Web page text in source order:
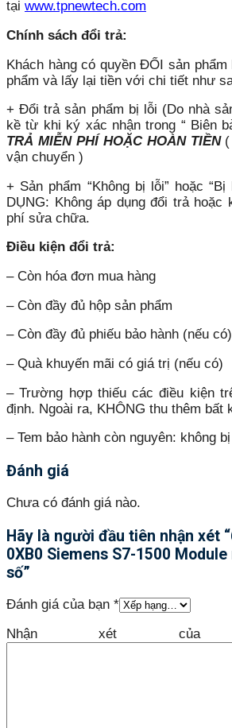
tại www.tpnewtech.com
Chính sách đổi trả:
Khách hàng có quyền ĐỔI sản
phẩm và lấy lại tiền với chi tiết như
+ Đổi trả sản phẩm bị lỗi (Do nhà
kề từ khi ký xác nhận trong “ Biên
TRẢ MIỄN PHÍ HOẶC HOÀN TIỀN(
vận chuyển )
+ Sản phẩm “Không bị lỗi” hoặc
DỤNG: Không áp dụng đổi trả hoặc
phí sửa chữa.
Điều kiện đổi trả:
– Còn hóa đơn mua hàng
– Còn đầy đủ hộp sản phẩm
– Còn đầy đủ phiếu bảo hành (nếu
– Quà khuyến mãi có giá trị (nếu có)
– Trường hợp thiếu các điều kiện
định. Ngoài ra, KHÔNG thu thêm bất
– Tem bảo hành còn nguyên: không
Đánh giá
Chưa có đánh giá nào.
Hãy là người đầu tiên nhận xét
0XB0 Siemens S7-1500
số”
Đánh giá của bạn *
Nhận xét